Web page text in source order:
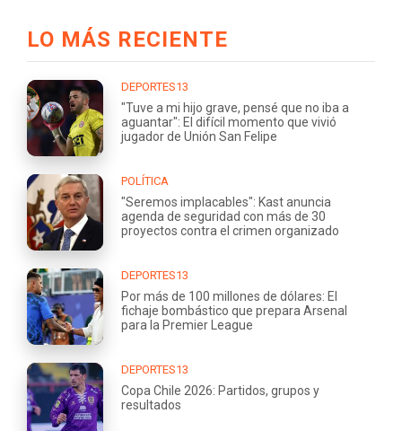
LO MÁS RECIENTE
DEPORTES13
"Tuve a mi hijo grave, pensé que no iba a
aguantar": El difícil momento que vivió
jugador de Unión San Felipe
POLÍTICA
"Seremos implacables": Kast anuncia
agenda de seguridad con más de 30
proyectos contra el crimen organizado
DEPORTES13
Por más de 100 millones de dólares: El
fichaje bombástico que prepara Arsenal
para la Premier League
DEPORTES13
Copa Chile 2026: Partidos, grupos y
resultados